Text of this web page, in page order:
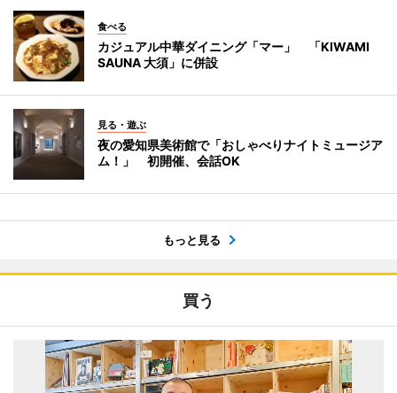
食べる
カジュアル中華ダイニング「マー」 「KIWAMI
SAUNA 大須」に併設
見る・遊ぶ
夜の愛知県美術館で「おしゃべりナイトミュージア
ム！」 初開催、会話OK
もっと見る
買う